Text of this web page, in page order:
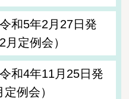
和5年2月27日発
定例会）
和4年11月25日発
例会）